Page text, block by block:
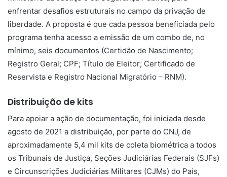
enfrentar desafios estruturais no campo da privação de
liberdade. A proposta é que cada pessoa beneficiada pelo
programa tenha acesso a emissão de um combo de, no
mínimo, seis documentos (Certidão de Nascimento;
Registro Geral; CPF; Título de Eleitor; Certificado de
Reservista e Registro Nacional Migratório – RNM).
Distribuição de kits
Para apoiar a ação de documentação, foi iniciada desde
agosto de 2021 a distribuição, por parte do CNJ, de
aproximadamente 5,4 mil kits de coleta biométrica a todos
os Tribunais de Justiça, Seções Judiciárias Federais (SJFs)
e Circunscrições Judiciárias Militares (CJMs) do País,